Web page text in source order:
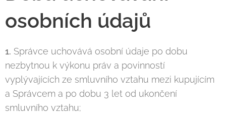
osobních údajů
1. Správce uchovává osobní údaje po dobu
nezbytnou k výkonu práv a povinností
vyplývajících ze smluvního vztahu mezi kupujícím
a Správcem a po dobu 3 let od ukončení
smluvního vztahu;